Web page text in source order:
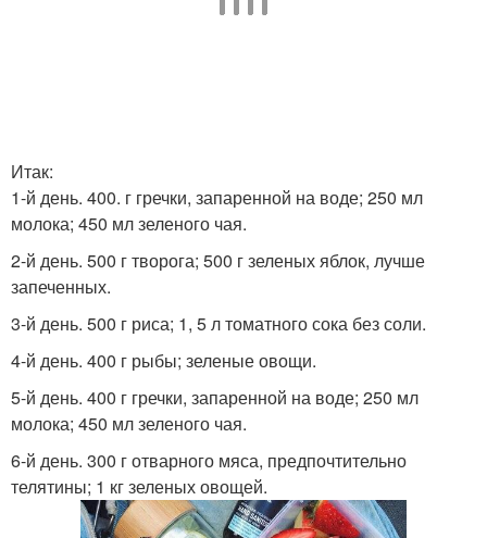
Диеты для быстрого
похудения
эффективного
жиросжигания
эффективные диеты
Рисовая диета Диета для очищения
Итак:
1-й день. 400. г гречки, запаренной на воде; 250 мл
молока; 450 мл зеленого чая.
2-й день. 500 г творога; 500 г зеленых яблок, лучше
запеченных.
3-й день. 500 г риса; 1, 5 л томатного сока без соли.
4-й день. 400 г рыбы; зеленые овощи.
5-й день. 400 г гречки, запаренной на воде; 250 мл
молока; 450 мл зеленого чая.
6-й день. 300 г отварного мяса, предпочтительно
телятины; 1 кг зеленых овощей.